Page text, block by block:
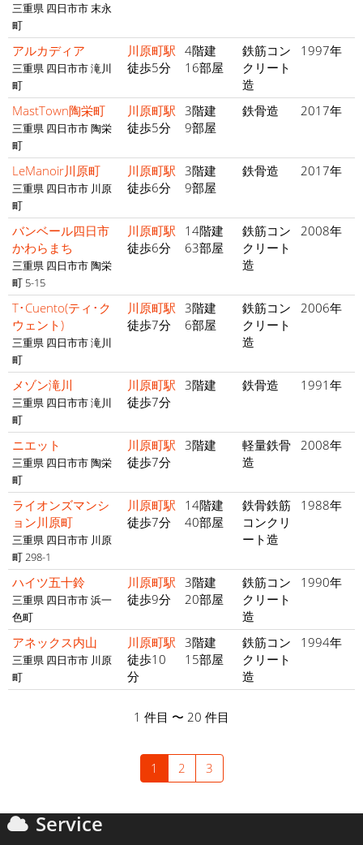
三重県 四日市市 末永
町
アルカディア
三重県 四日市市 滝川
町
川原町駅
徒歩5分
4階建
16部屋
鉄筋コン
クリート
造
1997年
MastTown陶栄町
三重県 四日市市 陶栄
町
川原町駅
徒歩5分
3階建
9部屋
鉄骨造 2017年
LeManoir川原町
三重県 四日市市 川原
町
川原町駅
徒歩6分
3階建
9部屋
鉄骨造 2017年
バンベール四日市
かわらまち
三重県 四日市市 陶栄
町 5-15
川原町駅
徒歩6分
14階建
63部屋
鉄筋コン
クリート
造
2008年
T･Cuento(ティ･ク
ウェント)
三重県 四日市市 滝川
町
川原町駅
徒歩7分
3階建
6部屋
鉄筋コン
クリート
造
2006年
メゾン滝川
三重県 四日市市 滝川
町
川原町駅
徒歩7分
3階建 鉄骨造 1991年
ニエット
三重県 四日市市 陶栄
町
川原町駅
徒歩7分
3階建
軽量鉄骨
造
2008年
ライオンズマンシ
ョン川原町
三重県 四日市市 川原
町 298-1
川原町駅
徒歩7分
14階建
40部屋
鉄骨鉄筋
コンクリ
ート造
1988年
ハイツ五十鈴
三重県 四日市市 浜一
色町
川原町駅
徒歩9分
3階建
20部屋
鉄筋コン
クリート
造
1990年
アネックス内山
三重県 四日市市 川原
町
川原町駅
徒歩10
分
3階建
15部屋
鉄筋コン
クリート
造
1994年
1 件目 〜 20 件目
1 2 3
Service